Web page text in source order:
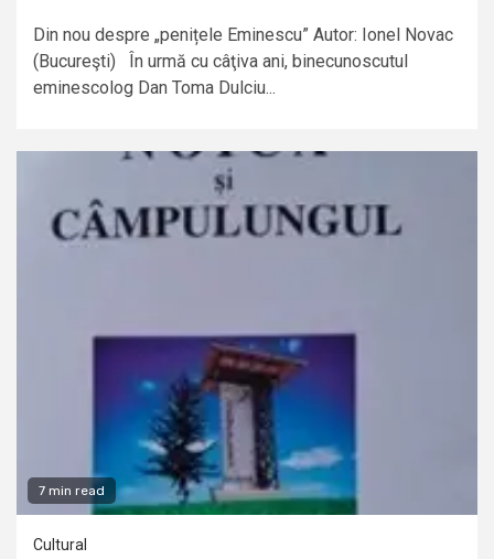
Din nou despre „penițele Eminescu” Autor: Ionel Novac
(Bucureşti) În urmă cu câţiva ani, binecunoscutul
eminescolog Dan Toma Dulciu...
7 min read
Cultural